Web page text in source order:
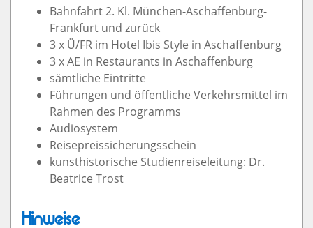
Bahnfahrt 2. Kl. München-Aschaffenburg-
Frankfurt und zurück
3 x Ü/FR im Hotel Ibis Style in Aschaffenburg
3 x AE in Restaurants in Aschaffenburg
sämtliche Eintritte
Führungen und öffentliche Verkehrsmittel im
Rahmen des Programms
Audiosystem
Reisepreissicherungsschein
kunsthistorische Studienreiseleitung: Dr.
Beatrice Trost
Hinweise